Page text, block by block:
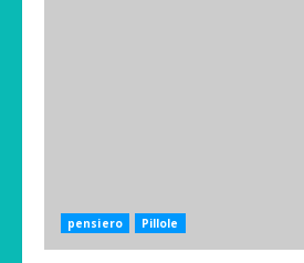
pensiero Pillole